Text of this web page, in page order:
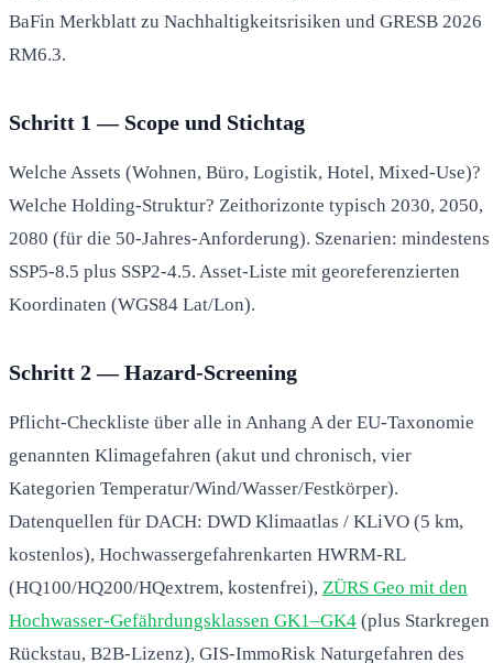
BaFin Merkblatt zu Nachhaltigkeitsrisiken und GRESB 2026
RM6.3.
Schritt 1 — Scope und Stichtag
Welche Assets (Wohnen, Büro, Logistik, Hotel, Mixed-Use)?
Welche Holding-Struktur? Zeithorizonte typisch 2030, 2050,
2080 (für die 50-Jahres-Anforderung). Szenarien: mindestens
SSP5-8.5 plus SSP2-4.5. Asset-Liste mit georeferenzierten
Koordinaten (WGS84 Lat/Lon).
Schritt 2 — Hazard-Screening
Pflicht-Checkliste über alle in Anhang A der EU-Taxonomie
genannten Klimagefahren (akut und chronisch, vier
Kategorien Temperatur/Wind/Wasser/Festkörper).
Datenquellen für DACH: DWD Klimaatlas / KLiVO (5 km,
kostenlos), Hochwassergefahrenkarten HWRM-RL
(HQ100/HQ200/HQextrem, kostenfrei), ZÜRS Geo mit den
Hochwasser-Gefährdungsklassen GK1–GK4 (plus
Rückstau, B2B-Lizenz), GIS-ImmoRisk Naturgefahren des